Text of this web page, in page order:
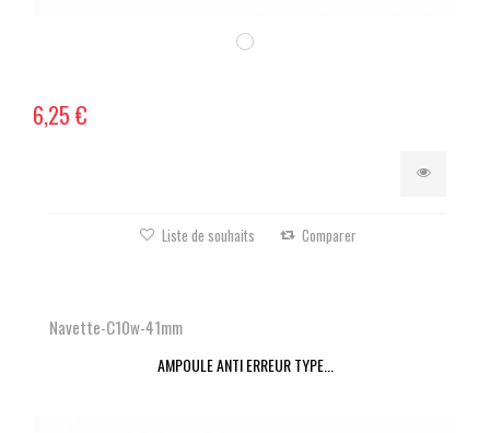
6,25 €
Liste de souhaits Comparer
Navette-C10w-41mm
AMPOULE ANTI ERREUR TYPE...